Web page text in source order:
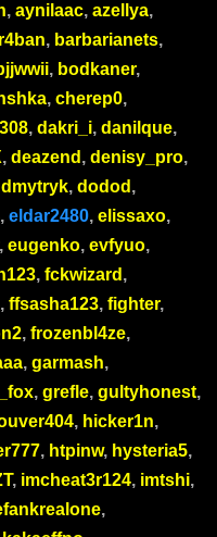
, aynilaac, azellya,
, barbarianets,
, bodkaner,
, cherep0,
, dakri_i, danilque,
, deazend , denisy_pro,
dmytryk, dodod ,
, eldar2480, elissaxo,
, eugenko, evfyuo,
, fckwizard ,
, ffsasha123, fighter,
, frozenbl4ze,
, garmash,
, grefle, gultyhonest,
, hicker1n,
, htpinw, hysteria5,
, imcheat3r124, imtshi,
,